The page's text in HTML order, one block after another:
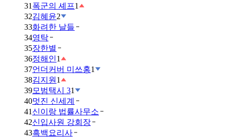
31 폭군의 셰프1
32김혜윤2
33화려한 날들
34영탁
35장한별
36정해인1
37언더커버 미쓰홍1
38김지원 1
39모범택시 31
40멋진 신세계
41 신이랑 법률사무소
42신입사원 강회장
43흑백요리사